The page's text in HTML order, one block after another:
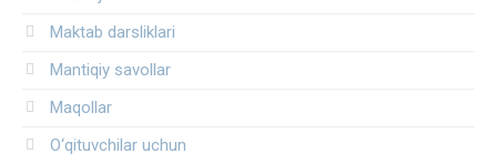
Maktab darsliklari
Mantiqiy savollar
Maqollar
O‘qituvchilar uchun